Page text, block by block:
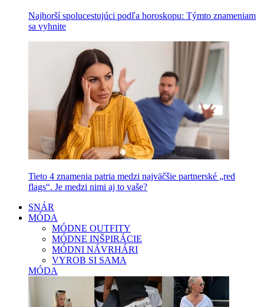
Najhorší spolucestujúci podľa horoskopu: Týmto znameniam
sa vyhnite
Tieto 4 znamenia patria medzi najväčšie partnerské „red
flags“. Je medzi nimi aj to vaše?
SNÁR
MÓDA
MÓDNE OUTFITY
MÓDNE INŠPIRÁCIE
MÓDNI NÁVRHÁRI
VYROB SI SAMA
MÓDA